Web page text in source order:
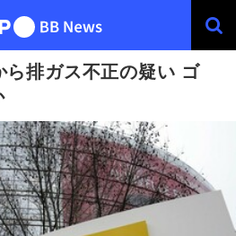
排ガス不正の疑い ゴ